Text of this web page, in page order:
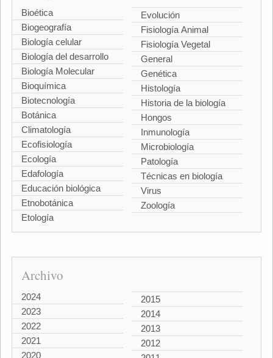
Bioética
Biogeografía
Biología celular
Biología del desarrollo
Biología Molecular
Bioquímica
Biotecnología
Botánica
Climatología
Ecofisiología
Ecología
Edafología
Educación biológica
Etnobotánica
Etología
Evolución
Fisiología Animal
Fisiología Vegetal
General
Genética
Histología
Historia de la biología
Hongos
Inmunología
Microbiología
Patología
Técnicas en biología
Virus
Zoología
Archivo
2024
2023
2022
2021
2020
2015
2014
2013
2012